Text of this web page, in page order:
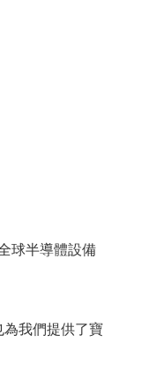
球半導體設備
我們提供了寶